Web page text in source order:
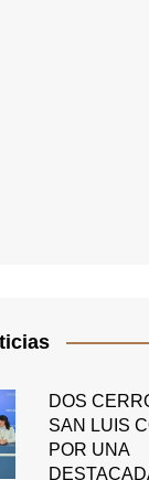
DOS
SAN LUIS
POR UNA